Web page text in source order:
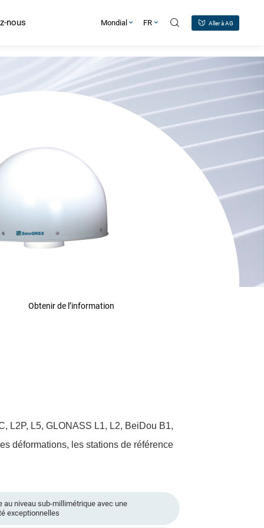
nous Mondial FR Aller à AG
Obtenir de l’information
L2P, L5, GLONASS L1, L2, BeiDou B1,
déformations, les stations de référence
au niveau sub-millimétrique avec une
exceptionnelles